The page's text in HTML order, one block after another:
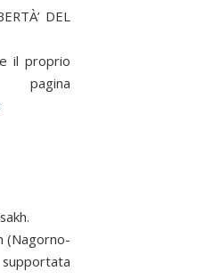
DEL
il proprio
(Nagorno-